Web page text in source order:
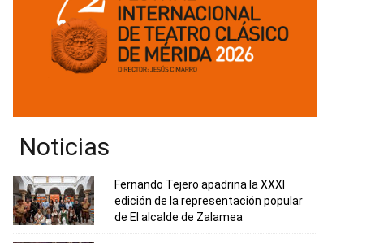
Noticias
Fernando Tejero apadrina la XXXI
edición de la representación popular
de El alcalde de Zalamea